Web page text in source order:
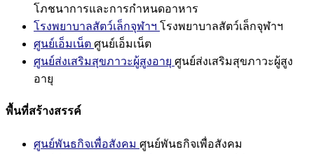
โภชนาการและการกำหนดอาหาร
โรงพยาบาลสัตว์เล็กจุฬาฯ โรงพยาบาลสัตว์เล็กจุฬาฯ
ศูนย์เอ็มเน็ต ศูนย์เอ็มเน็ต
ศูนย์ส่งเสริมสุขภาวะผู้สูงอายุ ศูนย์ส่งเสริมสุขภาวะผู้สูง
อายุ
พื้นที่สร้างสรรค์
ศูนย์พันธกิจเพื่อสังคม ศูนย์พันธกิจเพื่อสังคม